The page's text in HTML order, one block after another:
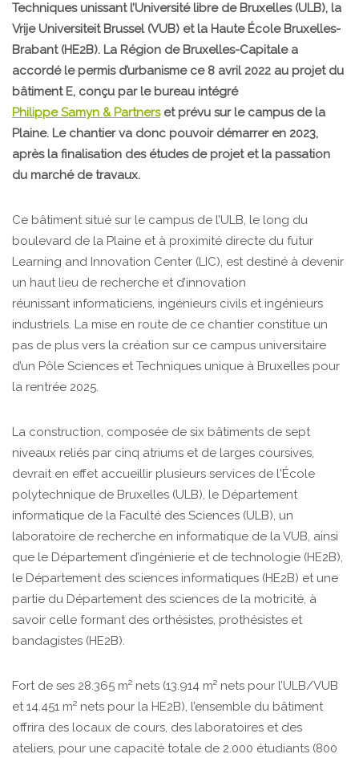
Techniques unissant l’Université libre de Bruxelles (ULB), la
Vrije Universiteit Brussel (VUB) et la Haute École Bruxelles-
Brabant (HE2B). La Région de Bruxelles-Capitale a
accordé le permis d’urbanisme ce 8 avril 2022 au projet du
bâtiment E, conçu par le bureau intégré
Philippe Samyn & Partnerset prévu sur le campus de la
Plaine. Le chantier va donc pouvoir démarrer en 2023,
après la finalisation des études de projet et la passation
du marché de travaux.
Ce bâtiment situé sur le campus de l’ULB, le long du
boulevard de la Plaine et à proximité directe du futur
Learning and Innovation Center (LIC), est destiné à devenir
un haut lieu de recherche et d’innovation
réunissant informaticiens, ingénieurs civils et ingénieurs
industriels. La mise en route de ce chantier constitue un
pas de plus vers la création sur ce campus universitaire
d’un Pôle Sciences et Techniques unique à Bruxelles pour
la rentrée 2025.
La construction, composée de six bâtiments de sept
niveaux reliés par cinq atriums et de larges coursives,
devrait en effet accueillir plusieurs services de l'École
polytechnique de Bruxelles (ULB), le Département
informatique de la Faculté des Sciences (ULB), un
laboratoire de recherche en informatique de la VUB, ainsi
que le Département d’ingénierie et de technologie (HE2B),
le Département des sciences informatiques (HE2B) et une
partie du Département des sciences de la motricité, à
savoir celle formant des orthésistes, prothésistes et
bandagistes (HE2B).
Fort de ses 28.365 m² nets (13.914 m² nets pour l’ULB/VUB
et 14.451 m² nets pour la HE2B), l’ensemble du bâtiment
offrira des locaux de cours, des laboratoires et des
ateliers, pour une capacité totale de 2.000 étudiants (800